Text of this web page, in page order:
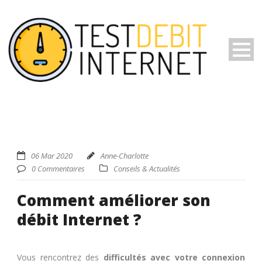
06 Mar 2020
Anne-Charlotte
0 Commentaires
Conseils & Actualités
Comment améliorer son
débit Internet ?
Vous rencontrez des difficultés avec votre connexion